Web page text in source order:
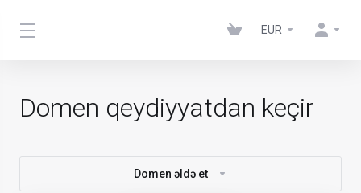
EUR
Domen qeydiyyatdan keçir
Domen əldə et